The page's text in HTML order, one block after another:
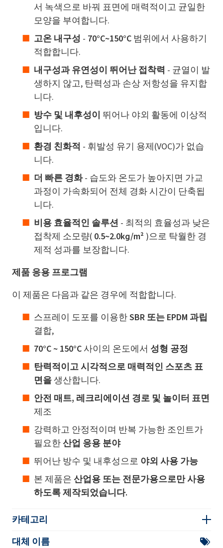
서 녹색으로 바꿔 표면에 매력적이고 균일한
모양을 부여합니다.
고온 내구성 - 70°C~150°C 범위에서 사용하기
적합합니다.
내구성과 유연성이 뛰어난 접착력 - 균열이 발
생하지 않고, 탄력성과 손상 저항성을 유지합
니다.
방수 및 내후성이 뛰어나 야외 활동에 이상적
입니다.
환경 친화적 - 휘발성 유기 용제(VOC)가 없습
니다.
더 빠른 경화- 습도와 온도가 높아지면 가교
과정이 가속화되어 전체 경화 시간이 단축됩
니다.
비용 효율적인 솔루션 - 최적의 효율성과 낮은
접착제 소모량( 0.5~2.0kg/m² )으로 탁월한 경
제적 성과를 보장합니다.
제품 응용 프로그램
이 제품은 다음과 같은 경우에 적합합니다.
스프레이 도포를 이용한SBR 또는 EPDM 과립
결합,
70°C ~ 150°C 사이의 온도에서 성형 공정
탄력적이고 시각적으로 매력적인 스포츠 표
면을생산합니다.
안전 매트, 레크리에이션 경로 및 놀이터 표면
제조
강력하고 안정적이며 반복 가능한 조인트가
필요한산업 응용 분야
뛰어난 방수 및 내후성으로 야외 사용 가능
본 제품은 산업용 또는 전문가용으로만 사용
하도록 제작되었습니다.
카테고리
대체 이름